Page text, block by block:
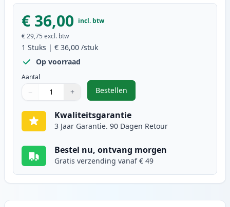
€ 36,00 incl. btw
€ 29,75 excl. btw
1 Stuks | € 36,00 /stuk
Op voorraad
Aantal
Gebruik de knoppen om aan te passen
− +
1
Bestellen
,Canon CL-541XL inktcartridge
Kwaliteitsgarantie
3 Jaar Garantie. 90 Dagen Retour
Bestel nu, ontvang morgen
Gratis verzending vanaf € 49